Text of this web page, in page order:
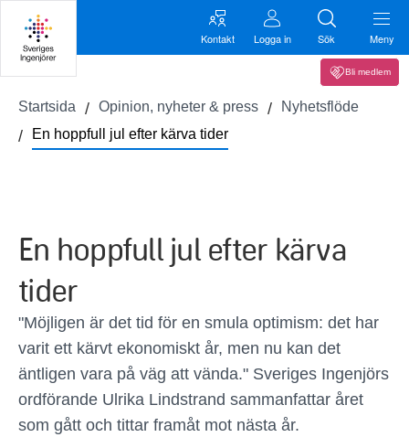
Kontakt Logga in Sök Meny
Bli medlem
Startsida Opinion, nyheter & press
Nyhetsflöde
En hoppfull jul efter kärva tider
En hoppfull jul efter kärva
tider
"Möjligen är det tid för en smula optimism: det har
varit ett kärvt ekonomiskt år, men nu kan det
äntligen vara på väg att vända." Sveriges Ingenjörs
ordförande Ulrika Lindstrand sammanfattar året
som gått och tittar framåt mot nästa år.